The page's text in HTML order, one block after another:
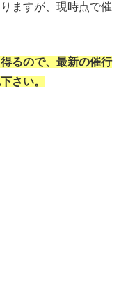
ますが、現時点で催
るので、最新の催行
さい。